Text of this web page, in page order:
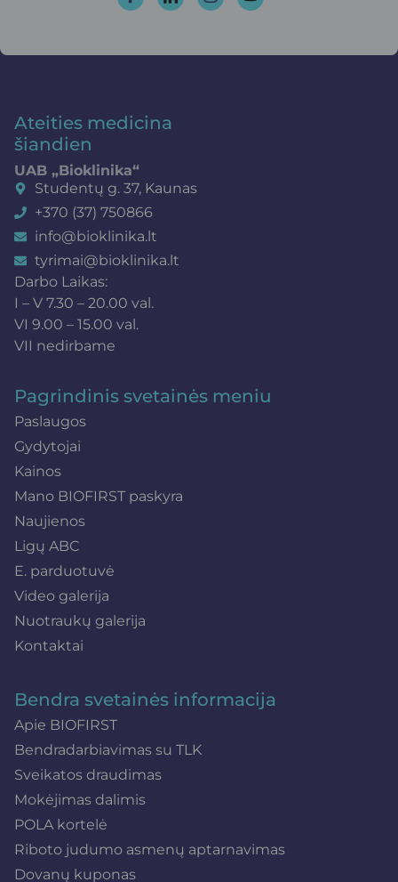
Ateities medicina
šiandien
UAB „Bioklinika“
Studentų g. 37, Kaunas
+370 (37) 750866
info@bioklinika.lt
tyrimai@bioklinika.lt
Darbo Laikas:
I – V 7.30 – 20.00 val.
VI 9.00 – 15.00 val.
VII nedirbame
Pagrindinis svetainės meniu
Paslaugos
Gydytojai
Kainos
Mano BIOFIRST paskyra
Naujienos
Ligų ABC
E. parduotuvė
Video galerija
Nuotraukų galerija
Kontaktai
Bendra svetainės informacija
Apie BIOFIRST
Bendradarbiavimas su TLK
Sveikatos draudimas
Mokėjimas dalimis
POLA kortelė
Riboto judumo asmenų aptarnavimas
Dovanų kuponas